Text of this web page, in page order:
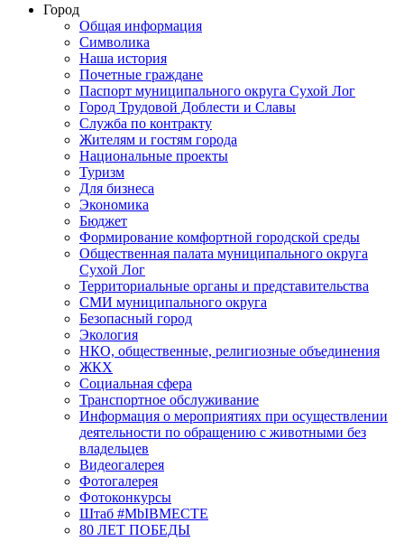
Город
Общая информация
Символика
Наша история
Почетные граждане
Паспорт муниципального округа Сухой Лог
Город Трудовой Доблести и Славы
Служба по контракту
Жителям и гостям города
Национальные проекты
Туризм
Для бизнеса
Экономика
Бюджет
Формирование комфортной городской среды
Общественная палата муниципального округа
Сухой Лог
Территориальные органы и представительства
СМИ муниципального округа
Безопасный город
Экология
НКО, общественные, религиозные объединения
ЖКХ
Социальная сфера
Транспортное обслуживание
Информация о мероприятиях при осуществлении
деятельности по обращению с животными без
владельцев
Видеогалерея
Фотогалерея
Фотоконкурсы
Штаб #MbIBMECTE
80 ЛЕТ ПОБЕДЫ